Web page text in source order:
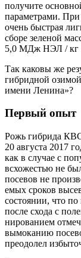
полу­чи­те
пара­мет­ра­ми.
очень быст­рая
сбо­ре зеле­ной
5,0 МДж НЭЛ / кг
Так како­вы же
гибрид­ной
име­ни Ленина»?
Первый опыт
Рожь гибри­да
20 авгу­ста 2017
как в слу­чае с
всхо­же­стью не
посе­вов не
е­мых сро­ков
состо­я­нии, что по
после схо­да с
ни­ро­ва­ни­ем
вымо­ка­нию
пре­одо­лел